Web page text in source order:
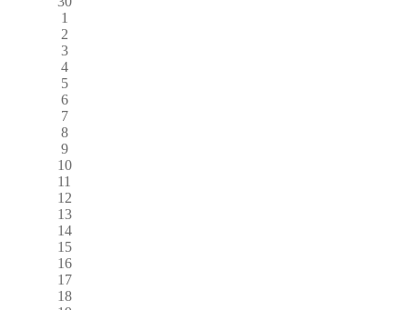
1
2
3
4
5
6
7
8
9
10
11
12
13
14
15
16
17
18